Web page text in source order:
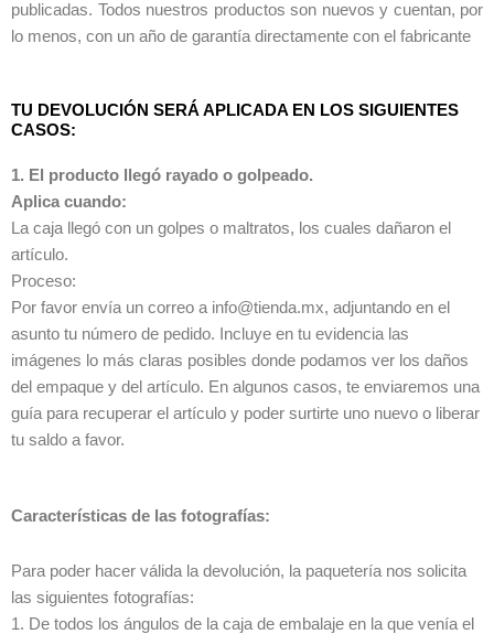
publicadas. Todos nuestros productos son nuevos y cuentan, por
lo menos, con un año de garantía directamente con el fabricante
TU DEVOLUCIÓN SERÁ APLICADA EN LOS SIGUIENTES
CASOS:
1. El producto llegó rayado o golpeado.
Aplica cuando:
La caja llegó con un golpes o maltratos, los cuales dañaron el
artículo.
Proceso:
Por favor envía un correo a info@tienda.mx, adjuntando en el
asunto tu número de pedido. Incluye en tu evidencia las
imágenes lo más claras posibles donde podamos ver los daños
del empaque y del artículo. En algunos casos, te enviaremos una
guía para recuperar el artículo y poder surtirte uno nuevo o liberar
tu saldo a favor.
Características de las fotografías:
Para poder hacer válida la devolución, la paquetería nos solicita
las siguientes fotografías:
1. De todos los ángulos de la caja de embalaje en la que venía el